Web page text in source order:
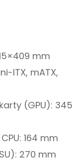
mm
ITX, mATX,
(GPU): 345
164 mm
270 mm